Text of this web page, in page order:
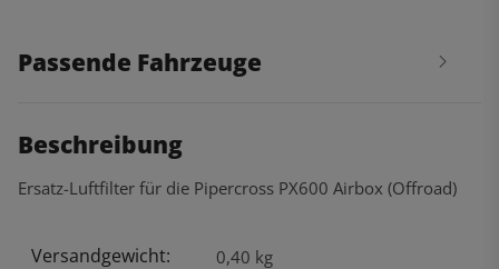
Passende Fahrzeuge
Beschreibung
Ersatz-Luftfilter für die Pipercross PX600 Airbox (Offroad)
Produkteigenschaft
Wert
Versandgewicht: 0,40 kg